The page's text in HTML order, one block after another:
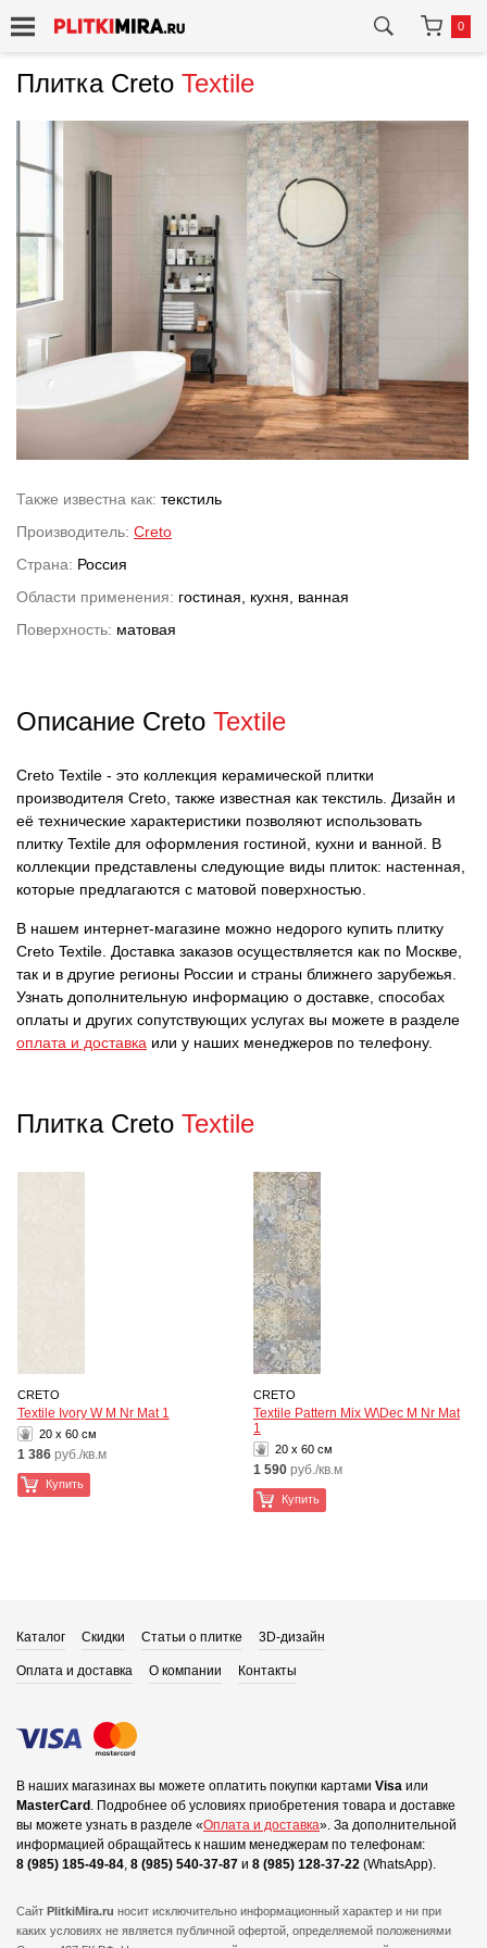
0
Плитка Creto Textile
Также известна как: текстиль
Производитель: Creto
Страна: Россия
Области применения: гостиная, кухня, ванная
Поверхность: матовая
Описание Creto Textile
Creto Textile - это коллекция керамической плитки
производителя Creto, также известная как текстиль. Дизайн и
её технические характеристики позволяют использовать
плитку Textile для оформления гостиной, кухни и ванной. В
коллекции представлены следующие виды плиток: настенная,
которые предлагаются с матовой поверхностью.
В нашем интернет-магазине можно недорого купить плитку
Creto Textile. Доставка заказов осуществляется как по Москве,
так и в другие регионы России и страны ближнего зарубежья.
Узнать дополнительную информацию о доставке, способах
оплаты и других сопутствующих услугах вы можете в разделе
оплата и доставка или у наших менеджеров по телефону.
Плитка Creto Textile
CRETO
Textile Ivory W M Nr Mat 1
20 x 60 см
1 386 руб./кв.м
Купить
CRETO
Textile Pattern Mix W\Dec M Nr Mat
1
20 x 60 см
1 590 руб./кв.м
Купить
Каталог Скидки Статьи о плитке 3D-дизайн
Оплата и доставка О компании Контакты
В наших магазинах вы можете оплатить покупки картами Visa или
MasterCard . Подробнее об условиях приобретения товара и доставке
вы можете узнать в разделе «Оплата и доставка». За дополнительной
информацией обращайтесь к нашим менеджерам по телефонам:
8 (985) 185-49-84, 8 (985) 540-37-87 и 8 (985) 128-37-22 (WhatsApp).
Сайт PlitkiMira.ru носит исключительно информационный характер и ни при
каких условиях не является публичной офертой, определяемой положениями